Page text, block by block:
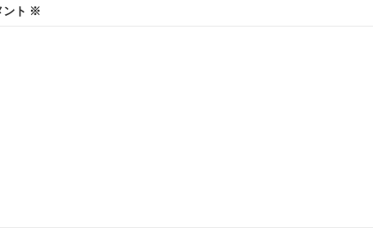
ント ※